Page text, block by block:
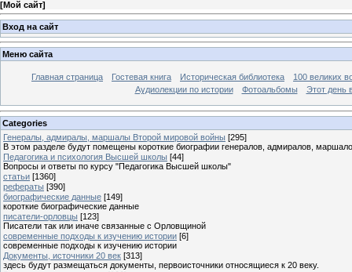
[Мой сайт]
Вход на сайт
Меню сайта
Главная страница Гостевая книга Историческая библиотека
100 великих
Аудиолекции по истории
Фотоальбомы Этот день
Categories
Генералы, адмиралы, маршалы Второй мировой войны [295]
В этом разделе будут помещены короткие биографии генералов, адмиралов,
Педагогика и психология Высшей школы [44]
Вопросы и ответы по курсу "Педагогика Высшей школы"
статьи [1360]
рефераты [390]
биографические данные [149]
короткие биографические данные
писатели-орловцы [123]
Писатели так или иначе связанные с Орловщиной
современные подходы к изучению истории [6]
современные подходы к изучению истории
Документы, источники 20 век [313]
здесь будут размещаться документы, первоисточники относящиеся к 20 веку.